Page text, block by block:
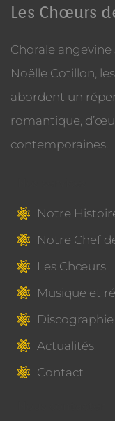
Les Chœurs
Chorale
Noëlle Cotillon,
abordent un
romantique,
contemporaines.
Notre
Notre Chef
Les Chœurs
Musique et
Discographie
Actualités
Contact